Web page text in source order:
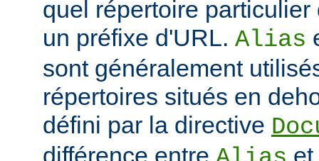
quel répertoire
un préfixe d'URL. Alias
sont généralement
répertoires situés en
défini par la directive
différence entre
et